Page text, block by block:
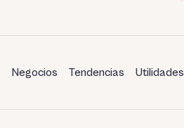
Negocios Tendencias Utilidades